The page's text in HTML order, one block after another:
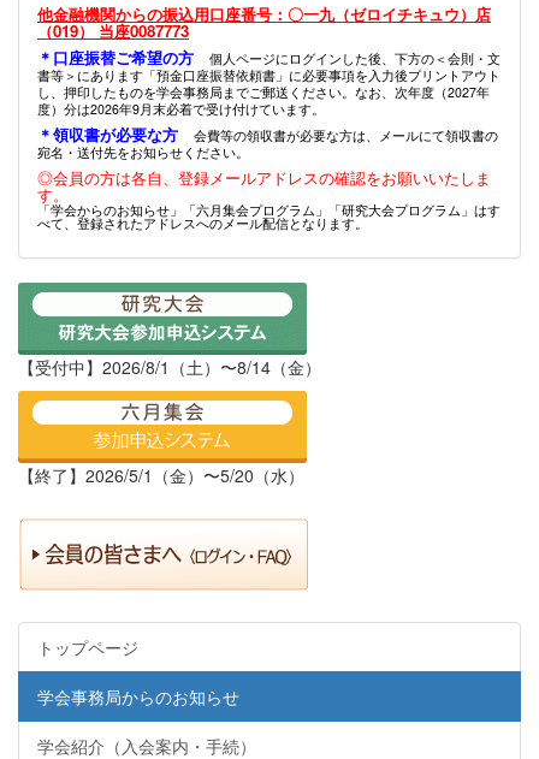
他金融機関からの振込用口座番号：〇一九（ゼロイチキュウ）店
（019） 当座0087773
＊口座振替ご希望の方
個人ページにログインした後、下方の＜会則・文
書等＞にあります「預金口座振替依頼書」に必要事項を入力後プリントアウト
し、押印したものを学会事務局までご郵送ください。なお、次年度（2027年
度）分は2026年9月末必着で受け付けています。
＊領収書が必要な方
会費等の領収書が必要な方は、メールにて領収書の
宛名・送付先をお知らせください。
◎会員の方は各自、登録メールアドレスの確認をお願いいたしま
す。
「学会からのお知らせ」「六月集会プログラム」「研究大会プログラム」はす
べて、登録されたアドレスへのメール配信となります。
【受付中】2026/8/1（土）〜8/14（金）
【終了】2026/5/1（金）〜5/20（水）
トップページ
学会事務局からのお知らせ
学会紹介（入会案内・手続）